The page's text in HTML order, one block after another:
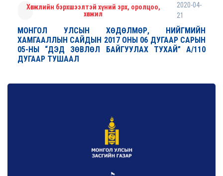
Хөгжлийн бэрхшээлтэй хүний эрх, оролцоо,
хөгжил
2020-04-
21
МОНГОЛ УЛСЫН ХӨДӨЛМӨР, НИЙГМИЙН
ХАМГААЛЛЫН САЙДЫН 2017 ОНЫ 06 ДУГААР САРЫН
05-НЫ “ДЭД ЗӨВЛӨЛ БАЙГУУЛАХ ТУХАЙ” А/110
ДУГААР ТУШААЛ